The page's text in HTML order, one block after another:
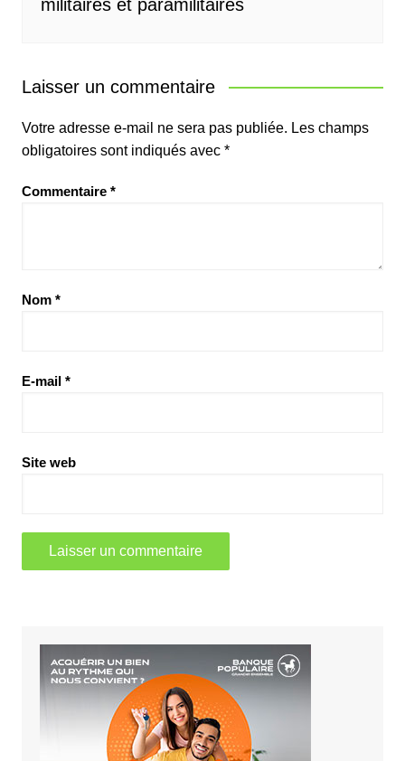
militaires et paramilitaires
Laisser un commentaire
Votre adresse e-mail ne sera pas publiée. Les champs
obligatoires sont indiqués avec *
Commentaire *
Nom *
E-mail *
Site web